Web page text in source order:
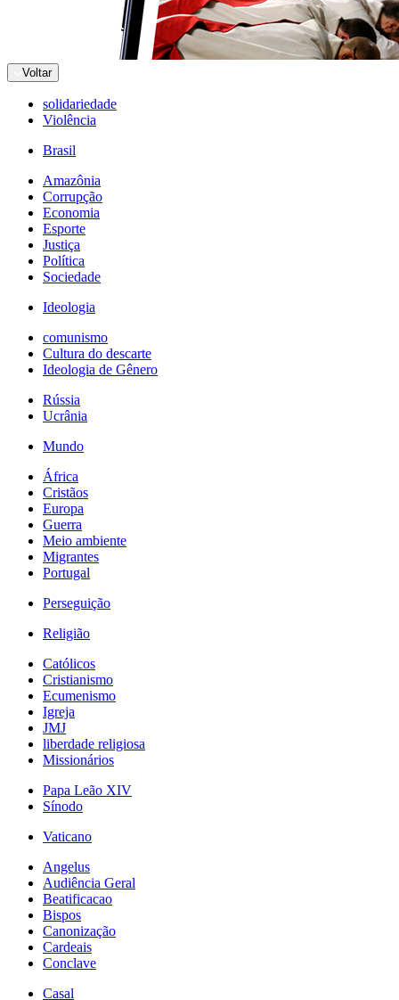
Voltar
solidariedade
Violência
Brasil
Amazônia
Corrupção
Economia
Esporte
Justiça
Política
Sociedade
Ideologia
comunismo
Cultura do descarte
Ideologia de Gênero
Rússia
Ucrânia
Mundo
África
Cristãos
Europa
Guerra
Meio ambiente
Migrantes
Portugal
Perseguição
Religião
Católicos
Cristianismo
Ecumenismo
Igreja
JMJ
liberdade religiosa
Missionários
Papa Leão XIV
Sínodo
Vaticano
Angelus
Audiência Geral
Beatificacao
Bispos
Canonização
Cardeais
Conclave
Casal